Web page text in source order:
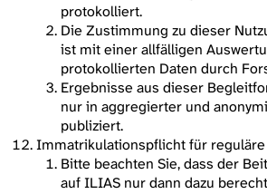
protokolliert.
Die Zustimmung zu dieser
ist mit einer allfälligen
protokollierten Daten durch
Ergebnisse aus dieser
nur in aggregierter und
publiziert.
Immatrikulationspflicht für
Bitte beachten Sie, dass der
auf ILIAS nur dann dazu